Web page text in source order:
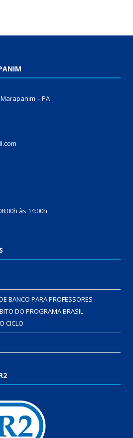
– PA
às 14:00h
BANCO PARA PROFESSORES
DO PROGRAMA BRASIL
CICLO